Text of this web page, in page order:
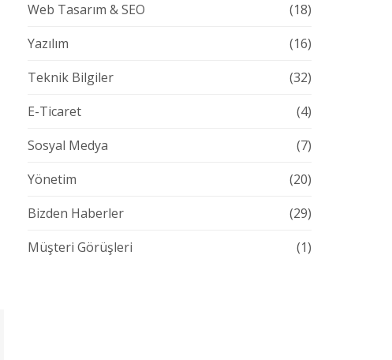
Web Tasarım & SEO
(18)
Yazılım
(16)
Teknik Bilgiler
(32)
E-Ticaret
(4)
Sosyal Medya
(7)
Yönetim
(20)
Bizden Haberler
(29)
Müşteri Görüşleri
(1)